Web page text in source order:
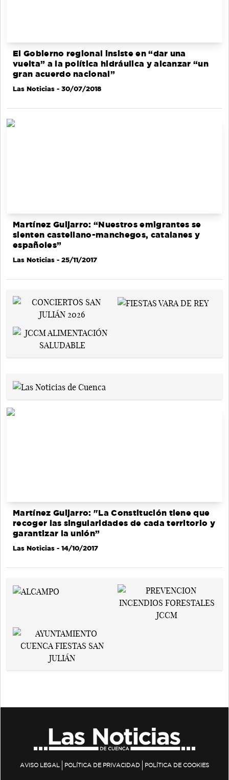
El Gobierno regional insiste en “dar una
vuelta” a la política hidráulica y alcanzar “un
gran acuerdo nacional”
Las Noticias - 30/07/2018
Martínez Guijarro: “Nuestros emigrantes se
sienten castellano-manchegos, catalanes y
españoles”
Las Noticias - 25/11/2017
Martínez Guijarro: "La Constitución tiene que
recoger las singularidades de cada territorio y
garantizar la unión”
Las Noticias - 14/10/2017
AVISO LEGAL POLÍTICA DE PRIVACIDAD POLÍTICA DE COOKIES